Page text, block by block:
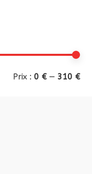
Prix : 0 €— 310 €